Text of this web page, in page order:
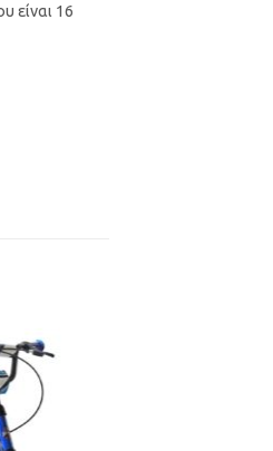
είναι 16
Προσθήκη
στη Λίστα
Επιθυμιών